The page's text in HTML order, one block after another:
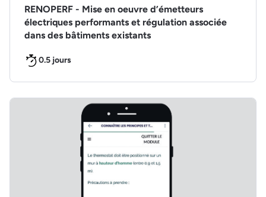
RENOPERF - Mise en oeuvre d’émetteurs
électriques performants et régulation associée
dans des bâtiments existants
0.5 jours